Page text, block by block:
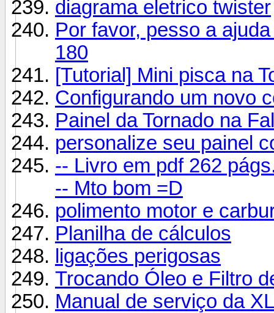
diagrama eletrico twister
Por favor, pesso a
180
[Tutorial] Mini pisca na
Configurando um novo
Painel da Tornado na
personalize seu painel
-- Livro em pdf 262
-- Mto bom =D
polimento motor e
Planilha de cálculos
ligações perigosas
Trocando Óleo e Filtro
Manual de serviço da